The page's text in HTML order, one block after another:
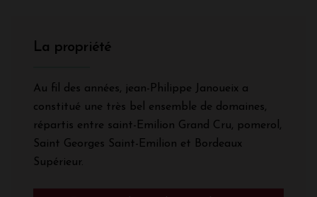
La propriété
Au fil des années, jean-Philippe Janoueix a
constitué une très bel ensemble de domaines,
répartis entre saint-Emilion Grand Cru, pomerol,
Saint Georges Saint-Emilion et Bordeaux
Supérieur.